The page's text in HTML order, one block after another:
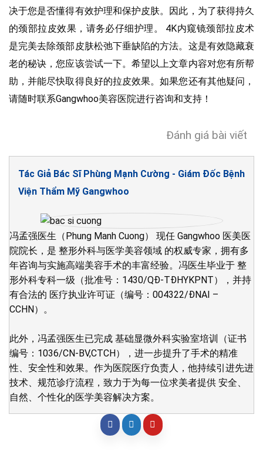
决于您是否懂得有效护理和保护皮肤。因此，为了获得持久
的颈部拉皮效果，请务必仔细护理。 4K内窥镜颈部拉皮术
是完美去除颈部皮肤松弛下垂缺陷的方法。这是有效隐藏衰
老的秘诀，您应该尝试一下。希望以上文章内容对您有所帮
助，并能尽快取得良好的拉皮效果。如果您还有其他疑问，
请随时联系Gangwhoo美容医院进行咨询和支持！
Đánh giá bài viết
Tác Giả Bác Sĩ Phùng Mạnh Cường - Giám Đốc Bệnh
Viện Thẩm Mỹ Gangwhoo
冯孟强医生（Phung Manh Cuong） 现任 Gangwhoo 医美医
院院长，是 整形外科与医学美容领域 的权威专家，拥有多
年咨询与实施高端美容手术的丰富经验。冯医生毕业于 整
形外科专科一级（批准号：1430/QĐ-TĐHYKPNT），并持
有合法的 医疗执业许可证（编号：004322/ĐNAI –
CCHN）。
此外，冯孟强医生已完成 基础显微外科实验室培训（证书
编号：1036/CN-BV,CTCH），进一步提升了手术的精准
性、安全性和效果。作为医院医疗负责人，他持续引进先进
技术、规范诊疗流程，致力于为每一位求美者提供 安全、
自然、个性化的医学美容解决方案。